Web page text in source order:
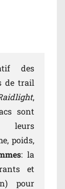
des
de trail
,
sont
leurs
poids,
: la
et
pour